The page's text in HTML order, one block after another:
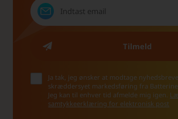
Ja tak, jeg ønsker at modtage
skræddersyet markedsføring fra
Jeg kan til enhver tid afmelde mig igen.
samtykkeerklæring for elektronisk post